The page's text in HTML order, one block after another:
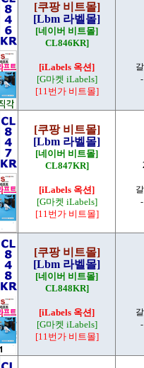
[쿠팡 비트몰]
[Lbm 라벨몰]
[네이버 비트몰]
CL846KR]
[iLabels 옥션]
[G마켓 iLabels]
[11번가 비트몰]
[쿠팡 비트몰]
[Lbm 라벨몰]
[네이버 비트몰]
CL847KR]
[iLabels 옥션]
[G마켓 iLabels]
[11번가 비트몰]
[쿠팡 비트몰]
[Lbm 라벨몰]
[네이버 비트몰]
CL848KR]
[iLabels 옥션]
[G마켓 iLabels]
[11번가 비트몰]